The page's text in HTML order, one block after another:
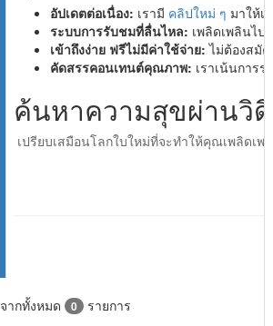
อัปเดตต่อเนื่อง: เรามี คลิปใหม่ ๆ มาให้
ระบบการรับชมที่ลื่นไหล: เพลิดเพลินไป
เข้าถึงง่าย ฟรีไม่มีค่าใช้จ่าย: ไม่ต้องสมั
คัดสรรคอนเทนต์คุณภาพ: เราเน้นการ
ค้นหาความสุขผ่านวิ
เปรียบเสมือนโลกใบใหม่ที่จะทำให้คุณเพลิดเ
จากทั้งหมด 0 รายการ